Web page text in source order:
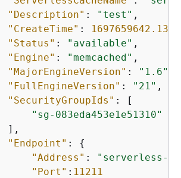
"Description" : "test" ,
"CreateTime" : 1697659642.136
"Status" : "available" ,
"Engine" : "memcached" ,
"MajorEngineVersion" : "1.6"
"FullEngineVersion" : "21" ,
"SecurityGroupIds" : [
"sg-083eda453e1e51310"
],
"Endpoint" : {
"Address" :
"serverless-
"Port" : 11211